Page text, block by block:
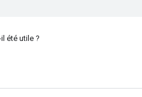
été utile ?